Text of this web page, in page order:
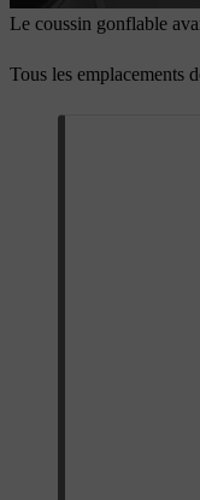
Le coussin gonflable
Tous les emplacements